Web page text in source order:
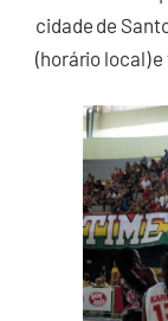
cidade de
(horário local)